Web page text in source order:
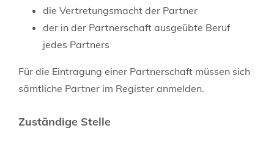
die Vertretungsmacht der Partner
der in der Partnerschaft ausgeübte Beruf
jedes Partners
Für die Eintragung einer Partnerschaft müssen sich
sämtliche Partner im Register anmelden.
Zuständige Stelle